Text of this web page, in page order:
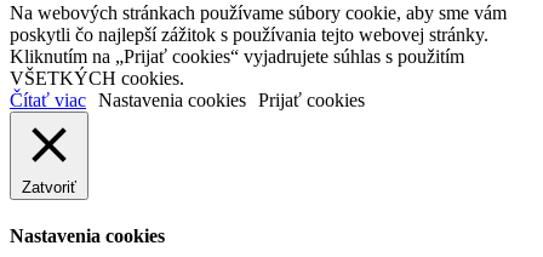
Na webových stránkach používame súbory cookie, aby sme vám
poskytli čo najlepší zážitok s používania tejto webovej stránky.
Kliknutím na „Prijať cookies“ vyjadrujete súhlas s použitím
VŠETKÝCH cookies.
Čítať viac Nastavenia cookies Prijať cookies
Zatvoriť
Nastavenia cookies